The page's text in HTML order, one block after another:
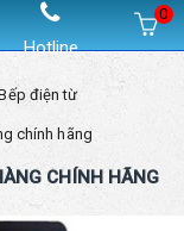
Hotline
0
điện từ
chính hãng
CHÍNH HÃNG